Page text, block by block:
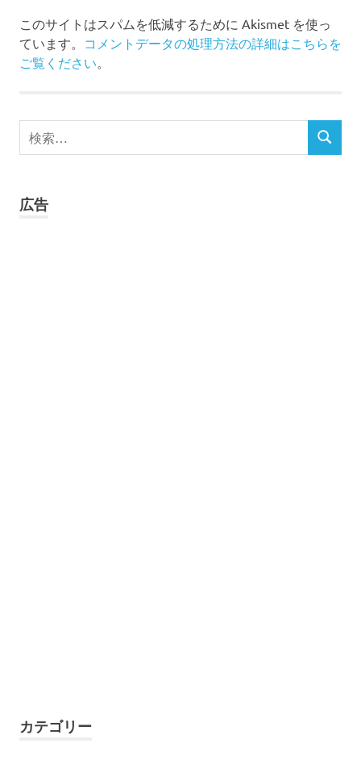
オ
ン
バ
ー
レ
ー
このサイトはスパムを低減するために Akismet を使っ
ています。 コメントデータの処理方法の詳細はこちらを
ご覧ください
検
索
検
索
広告
カテゴリー